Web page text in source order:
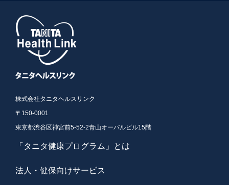
株式会社タニタヘルスリンク
〒150-0001
東京都渋谷区神宮前5-52-2青山オーバルビル15階
「タニタ健康プログラム」とは
法人・健保向けサービス